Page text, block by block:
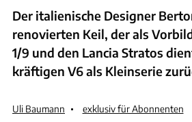
Der italienische Designer
renovierten Keil, der als
1/9 und den Lancia Stratos
kräftigen V6 als Kleinserie
Uli Baumann
exklusiv für Abonnenten